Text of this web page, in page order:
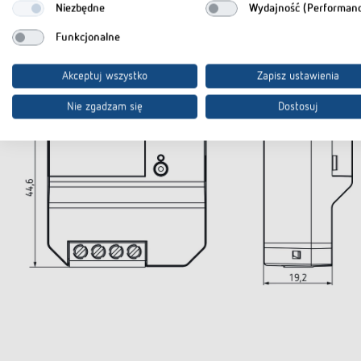
Schematy
Niezbędne Wydajność
Funkcjonalne
Akceptuj wszystko Zapisz ustawienia
Nie zgadzam się Dostosuj